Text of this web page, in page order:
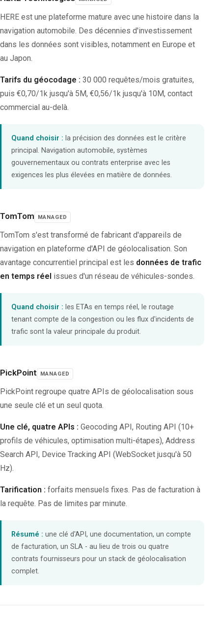
HERE est une plateforme mature avec une histoire dans la
navigation automobile. Des décennies d'investissement
dans les données sont visibles, notamment en Europe et
au Japon.
Tarifs du géocodage : 30 000 requêtes/mois gratuites,
puis €0,70/1k jusqu'à 5M, €0,56/1k jusqu'à 10M, contact
commercial au-delà.
Quand choisir : la précision des données est le critère
principal. Navigation automobile, systèmes
gouvernementaux ou contrats enterprise avec les
exigences les plus élevées en matière de données.
TomTom MANAGED
TomTom s'est transformé de fabricant d'appareils de
navigation en plateforme d'API de géolocalisation. Son
avantage concurrentiel principal est les données de trafic
en temps réel issues d'un réseau de véhicules-sondes.
Quand choisir : les ETAs en temps réel, le routage
tenant compte de la congestion ou les flux d'incidents de
trafic sont la valeur principale du produit.
PickPoint MANAGED
PickPoint regroupe quatre APIs de géolocalisation sous
une seule clé et un seul quota.
Une clé, quatre APIs : Geocoding API, Routing API (10+
profils de véhicules, optimisation multi-étapes), Address
Search API, Device Tracking API (WebSocket jusqu'à 50
Hz).
Tarification : forfaits mensuels fixes. Pas de facturation à
la requête. Pas de limites par minute.
Résumé : une clé d'API, une documentation, un compte
de facturation, un SLA - au lieu de trois ou quatre
contrats fournisseurs pour un stack de géolocalisation
complet.